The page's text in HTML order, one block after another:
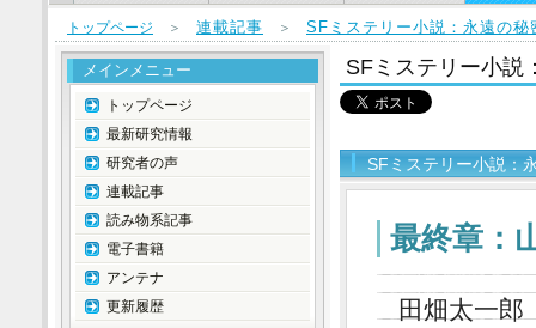
トップページ ＞ 連載記事 ＞ SFミステリー小説：永遠の秘
SFミステリー小説
SFミステリー小説：
最終章：
田畑太一
メインメニュー
トップページ
最新研究情報
研究者の声
連載記事
読み物系記事
電子書籍
アンテナ
更新履歴